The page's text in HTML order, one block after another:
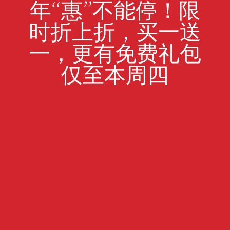
年“惠”不能停！限
时折上折，买一送
一，更有免费礼包
仅至本周四